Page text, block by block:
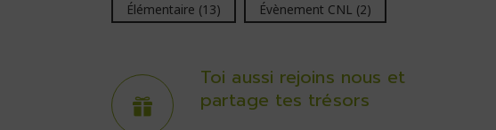
Élémentaire (13) Évènement CNL (2)
Toi aussi rejoins nous et
partage tes trésors